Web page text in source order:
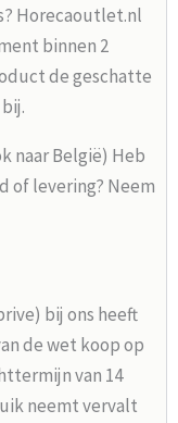
Horecaoutlet.nl
binnen 2
de geschatte
naar België) Heb
of levering? Neem
bij ons heeft
de wet koop op
van 14
neemt vervalt